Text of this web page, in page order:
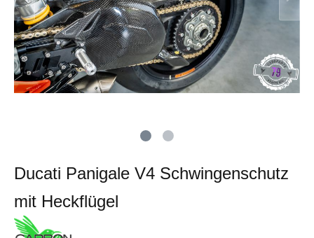
2020
Ducati
Panigale
1199
Ducati
848-
999
V4
Ducati Panigale V4 Schwingenschutz
mit Heckflügel